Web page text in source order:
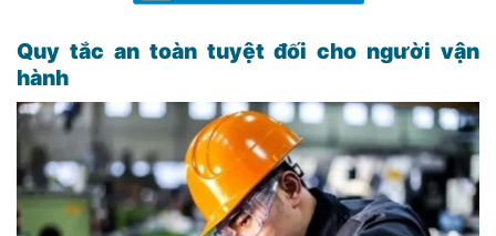
Quy tắc an toàn tuyệt đối cho người vận
hành